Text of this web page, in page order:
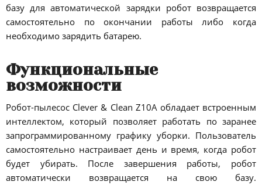
базу для автоматической зарядки робот возвращается
самостоятельно по окончании работы либо когда
необходимо зарядить батарею.
Функциональные
возможности
Робот-пылесос Clever & Clean Z10A обладает встроенным
интеллектом, который позволяет работать по заранее
запрограммированному графику уборки. Пользователь
самостоятельно настраивает день и время, когда робот
будет убирать. После завершения работы, робот
автоматически возвращается на свою базу.